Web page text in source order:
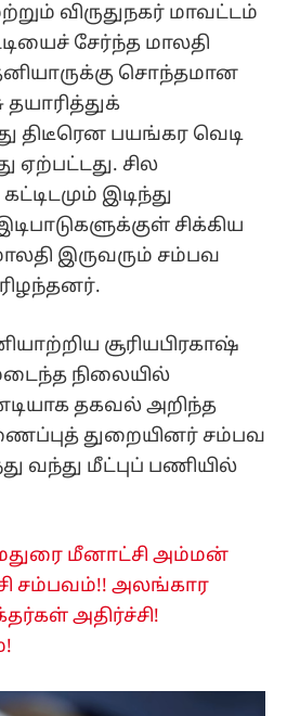
விருதுநகர் மாவட்டம்
சேர்ந்த மாலதி
சொந்தமான
தயாரித்துக்
திடீரென பயங்கர வெடி
ஏற்பட்டது. சில
இடிந்து
சிக்கிய
இருவரும் சம்பவ
சூரியபிரகாஷ்
நிலையில்
தகவல் அறிந்த
துறையினர் சம்பவ
வந்து மீட்புப் பணியில்
மீனாட்சி அம்மன்
சம்பவம்!! அலங்கார
அதிர்ச்சி!